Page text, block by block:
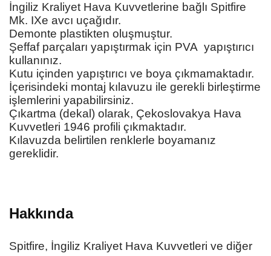
İngiliz Kraliyet Hava Kuvvetlerine bağlı Spitfire
Mk. IXe avcı uçağıdır.
Demonte plastikten oluşmuştur.
Şeffaf parçaları yapıştırmak için PVA yapıştırıcı
kullanınız.
Kutu içinden yapıştırıcı ve boya çıkmamaktadır.
İçerisindeki montaj kılavuzu ile gerekli birleştirme
işlemlerini yapabilirsiniz.
Çıkartma (dekal) olarak, Çekoslovakya Hava
Kuvvetleri 1946 profili çıkmaktadır.
Kılavuzda belirtilen renklerle boyamanız
gereklidir.
Hakkında
Spitfire, İngiliz Kraliyet Hava Kuvvetleri ve diğer